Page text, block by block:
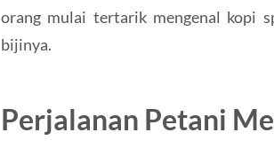
orang mulai tertarik mengenal kopi
bijinya.
Perjalanan Petani